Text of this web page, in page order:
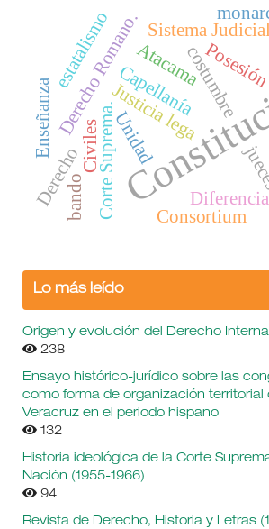
costumbre
Justicia lega
Derecho Romano.AtacamaPosesión
Corte Suprema.
estatalismo Sistema
Unidad
Consortium
Civiles
Derecho
Enseñanza Capellanía
bando
Lo más leído
Origen y evolución del Derecho
238
Ensayo histórico-jurídico sobre las
como forma de organización territorial
Veracruz en el periodo hispano
132
Historia ideológica de la Corte
Nación (1955-1966)
94
Revista de Derecho, Historia y Letras